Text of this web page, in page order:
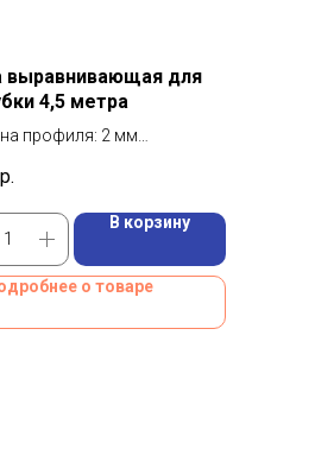
выравнивающая для
4,5 метра
профиля: 2 мм
кг
р.
В корзину
о товаре